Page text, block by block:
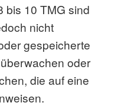
bis 10 TMG sind
nicht
gespeicherte
oder
die auf eine